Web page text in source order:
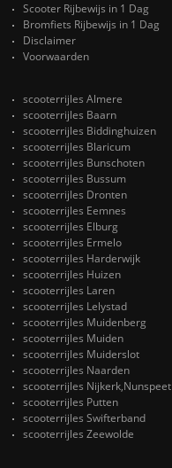
Scooter Rijbewijs in 1 Dag
Bromfiets Rijbewijs in 1 Dag
Disclaimer
Voorwaarden
scooterrijles Almere
scooterrijles Baarn
scooterrijles Biddinghuizen
scooterrijles Blaricum
scooterrijles Bunschoten
scooterrijles Bussum
scooterrijles Dronten
scooterrijles Eemnes
scooterrijles Elburg
scooterrijles Ermelo
scooterrijles Harderwijk
scooterrijles Huizen
scooterrijles Laren
scooterrijles Lelystad
scooterrijles Muidenberg
scooterrijles Muiden
scooterrijles Muiderslot
scooterrijles Naarden
scooterrijles Nijkerk,Nunspeet
scooterrijles Putten
scooterrijles Swifterband
scooterrijles Zeewolde